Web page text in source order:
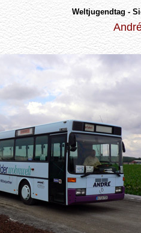
Weltjugendtag -